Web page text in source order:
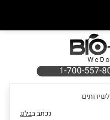
1-700-557-
נכתב בבלוג